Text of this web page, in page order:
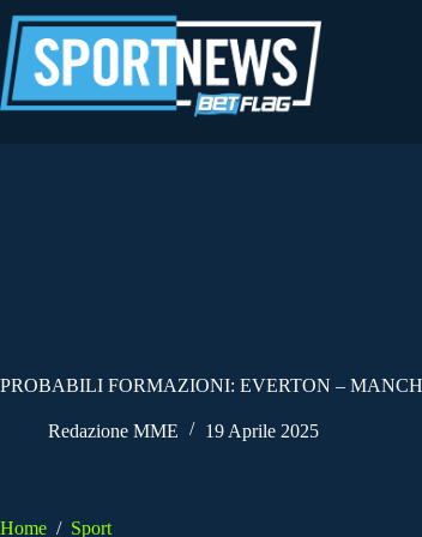
al
contenuto
PROBABILI FORMAZIONI: EVERTON –
Redazione MME 19 Aprile 2025
Home / Sport